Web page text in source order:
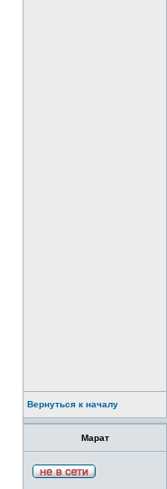
Вернуться к началу
Марат